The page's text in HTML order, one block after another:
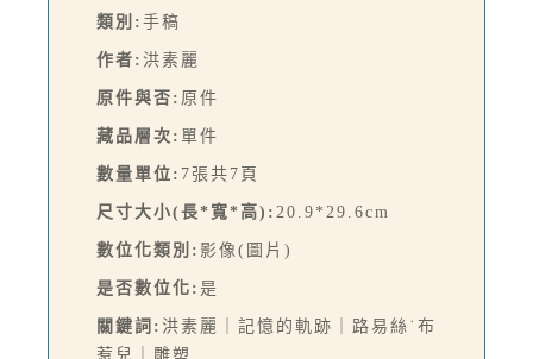
類別: 手稿
作者: 洪素麗
原件與否: 原件
藏品層次: 單件
數量單位: 7張共7頁
尺寸大小(長*寬*高): 20.9*29.6cm
數位化類別: 影像(圖片)
是否數位化: 是
關鍵詞: 洪素麗｜記憶的軌跡｜路易絲˙布
惹兒｜雕塑